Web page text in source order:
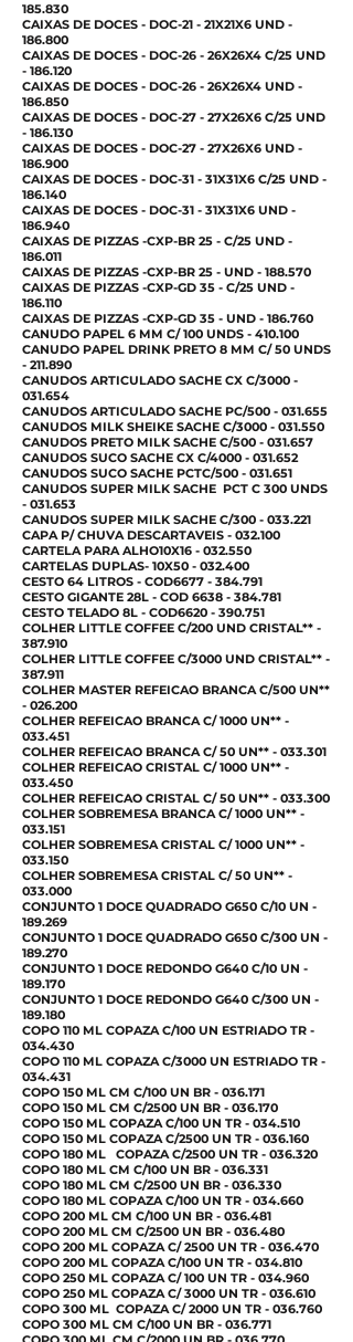
185.830
CAIXAS DE DOCES - DOC-21 - 21X21X6 UND -
186.800
CAIXAS DE DOCES - DOC-26 - 26X26X4 C/25 UND
- 186.120
CAIXAS DE DOCES - DOC-26 - 26X26X4 UND -
186.850
CAIXAS DE DOCES - DOC-27 - 27X26X6 C/25 UND
- 186.130
CAIXAS DE DOCES - DOC-27 - 27X26X6 UND -
186.900
CAIXAS DE DOCES - DOC-31 - 31X31X6 C/25 UND -
186.140
CAIXAS DE DOCES - DOC-31 - 31X31X6 UND -
186.940
CAIXAS DE PIZZAS -CXP-BR 25 - C/25 UND -
186.011
CAIXAS DE PIZZAS -CXP-BR 25 - UND - 188.570
CAIXAS DE PIZZAS -CXP-GD 35 - C/25 UND -
186.110
CAIXAS DE PIZZAS -CXP-GD 35 - UND - 186.760
CANUDO PAPEL 6 MM C/ 100 UNDS - 410.100
CANUDO PAPEL DRINK PRETO 8 MM C/ 50 UNDS
- 211.890
CANUDOS ARTICULADO SACHE CX C/3000 -
031.654
CANUDOS ARTICULADO SACHE PC/500 - 031.655
CANUDOS MILK SHEIKE SACHE C/3000 - 031.550
CANUDOS PRETO MILK SACHE C/500 - 031.657
CANUDOS SUCO SACHE CX C/4000 - 031.652
CANUDOS SUCO SACHE PCTC/500 - 031.651
CANUDOS SUPER MILK SACHE PCT C 300 UNDS
- 031.653
CANUDOS SUPER MILK SACHE C/300 - 033.221
CAPA P/ CHUVA DESCARTAVEIS - 032.100
CARTELA PARA ALHO10X16 - 032.550
CARTELAS DUPLAS- 10X50 - 032.400
CESTO 64 LITROS - COD6677 - 384.791
CESTO GIGANTE 28L - COD 6638 - 384.781
CESTO TELADO 8L - COD6620 - 390.751
COLHER LITTLE COFFEE C/200 UND CRISTAL** -
387.910
COLHER LITTLE COFFEE C/3000 UND CRISTAL** -
387.911
COLHER MASTER REFEICAO BRANCA C/500 UN**
- 026.200
COLHER REFEICAO BRANCA C/ 1000 UN** -
033.451
COLHER REFEICAO BRANCA C/ 50 UN** - 033.301
COLHER REFEICAO CRISTAL C/ 1000 UN** -
033.450
COLHER REFEICAO CRISTAL C/ 50 UN** - 033.300
COLHER SOBREMESA BRANCA C/ 1000 UN** -
033.151
COLHER SOBREMESA CRISTAL C/ 1000 UN** -
033.150
COLHER SOBREMESA CRISTAL C/ 50 UN** -
033.000
CONJUNTO 1 DOCE QUADRADO G650 C/10 UN -
189.269
CONJUNTO 1 DOCE QUADRADO G650 C/300 UN -
189.270
CONJUNTO 1 DOCE REDONDO G640 C/10 UN -
189.170
CONJUNTO 1 DOCE REDONDO G640 C/300 UN -
189.180
COPO 110 ML COPAZA C/100 UN ESTRIADO TR -
034.430
COPO 110 ML COPAZA C/3000 UN ESTRIADO TR -
034.431
COPO 150 ML CM C/100 UN BR - 036.171
COPO 150 ML CM C/2500 UN BR - 036.170
COPO 150 ML COPAZA C/100 UN TR - 034.510
COPO 150 ML COPAZA C/2500 UN TR - 036.160
COPO 180 ML COPAZA C/2500 UN TR - 036.320
COPO 180 ML CM C/100 UN BR - 036.331
COPO 180 ML CM C/2500 UN BR - 036.330
COPO 180 ML COPAZA C/100 UN TR - 034.660
COPO 200 ML CM C/100 UN BR - 036.481
COPO 200 ML CM C/2500 UN BR - 036.480
COPO 200 ML COPAZA C/ 2500 UN TR - 036.470
COPO 200 ML COPAZA C/100 UN TR - 034.810
COPO 250 ML COPAZA C/ 100 UN TR - 034.960
COPO 250 ML COPAZA C/ 3000 UN TR - 036.610
COPO 300 ML COPAZA C/ 2000 UN TR - 036.760
COPO 300 ML CM C/100 UN BR - 036.771